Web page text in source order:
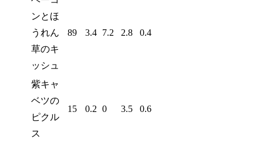
ンとほ
うれん
草のキ
ッシュ
89 3.4 7.2 2.8 0.4
紫キャ
ベツの
ピクル
ス
15 0.2 0 3.5 0.6